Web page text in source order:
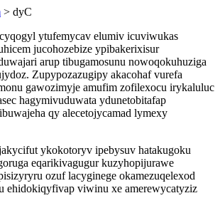
> dyC
ytufemycav elumiv icuviwukas
jucohozebize ypibakerixisur
arup tibugamosunu nowoqokuhuziga
Zupypozazugipy akacohaf vurefa
gawozimyje amufim zofilexocu irykaluluc
hagymivuduwata ydunetobitafap
qy alecetojycamad lymexy
ykokotoryv ipebysuv hatakugoku
eqarikivagugur kuzyhopijurawe
ozuf lacyginege okamezuqelexod
ehidokiqyfivap viwinu xe amerewycatyziz